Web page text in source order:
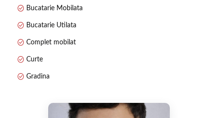
Bucatarie Mobilata
Bucatarie Utilata
Complet mobilat
Curte
Gradina